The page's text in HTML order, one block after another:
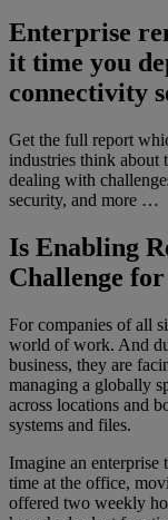
Enterprise
it time you
connectivity
Get the full report
industries think about
dealing with
security, and more …
Is Enabling
Challenge
For companies of all
world of work. And
business, they are
managing a globally
across locations and
systems and files.
Imagine an
time at the office,
offered two weekly